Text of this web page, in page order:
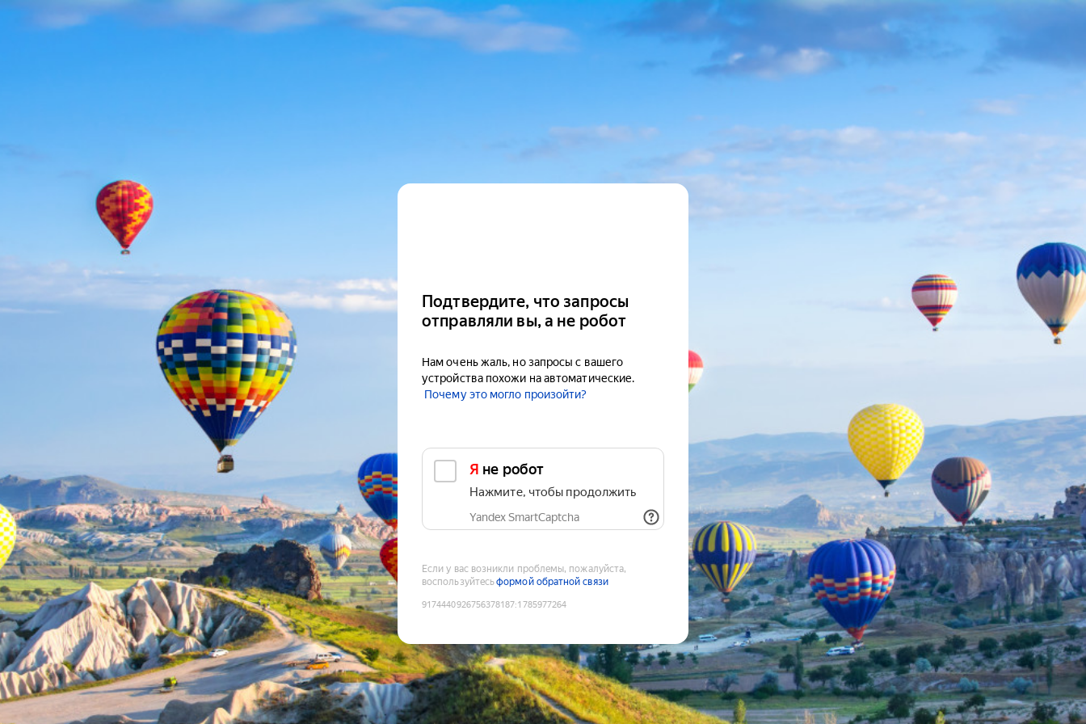
Подтвердите, что запросы
отправляли вы, а не робот
Нам очень жаль, но запросы с вашего
устройства похожи на автоматические.
Почему это могло произойти?
Я не робот
Нажмите, чтобы продолжить
Yandex SmartCaptcha
Если у вас возникли проблемы, пожалуйста,
воспользуйтесьформой обратной связи
9174440926756378187:1785977264